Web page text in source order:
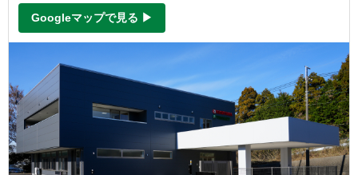
Googleマップで見る ▶